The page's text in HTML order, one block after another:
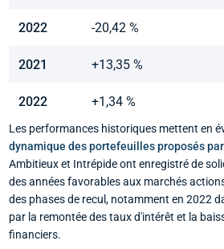
2022 -20,42 %
2021 +13,35 %
2022 +1,34 %
Les performances historiques mettent en
dynamique des portefeuilles proposés
Ambitieux et Intrépide ont enregistré de
des années favorables aux marchés
des phases de recul, notamment en 2022
par la remontée des taux d'intérêt et la
financiers.